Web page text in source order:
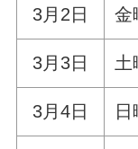
3月2日 金
3月3日 土
3月4日 日